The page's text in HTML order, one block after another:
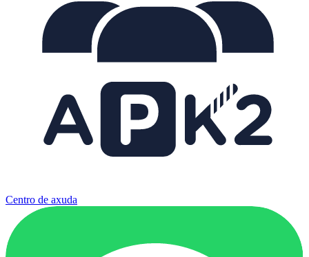
Centro de axuda